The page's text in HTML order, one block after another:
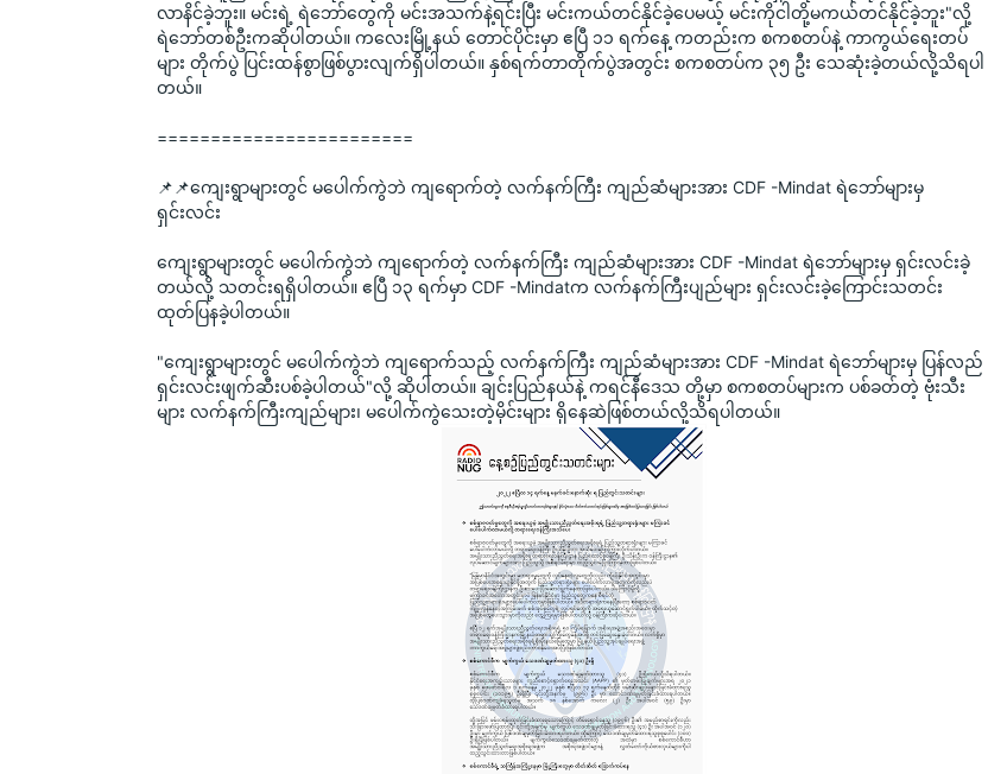
လာနိင်ခဲ့ဘူး။ မင်းရဲ့ ရဲဘော်တွေကို မင်းအသက်နဲ့ရင်းပြီး မင်းကယ်တင်နိုင်ခဲ့ပေမယ့် မင်းကိုငါတို့မကယ်တင်နိုင်ခဲ့ဘူး"လို့
ရဲဘော်တစ်ဦးကဆိုပါတယ်။ ကလေးမြို့နယ် တောင်ပိုင်းမှာ ဧပြီ ၁၁ ရက်နေ့ ကတည်းက စကစတပ်နဲ့ ကာကွယ်ရေးတပ်
များ တိုက်ပွဲ ပြင်းထန်စွာဖြစ်ပွားလျက်ရှိပါတယ်။ နှစ်ရက်တာတိုက်ပွဲအတွင်း စကစတပ်က ၃၅ ဦး သေဆုံးခဲ့တယ်လို့သိရပါ
တယ်။
========================
📌📌ကျေးရွာများတွင် မပေါက်ကွဲဘဲ ကျရောက်တဲ့ လက်နက်ကြီး ကျည်ဆံများအား CDF -Mindat ရဲဘော်များမှ
ရှင်းလင်း
ကျေးရွာများတွင် မပေါက်ကွဲဘဲ ကျရောက်တဲ့ လက်နက်ကြီး ကျည်ဆံများအား CDF -Mindat ရဲဘော်များမှ ရှင်းလင်းခဲ့
တယ်လို့ သတင်းရရှိပါတယ်။ ဧပြီ ၁၃ ရက်မှာ CDF -Mindatက လက်နက်ကြီးပျည်များ ရှင်းလင်းခဲ့​ကြောင်းသတင်း
ထုတ်ပြနခဲ့ပါတယ်။
"ကျေးရွာများတွင် မပေါက်ကွဲဘဲ ကျရောက်သည့် လက်နက်ကြီး ကျည်ဆံများအား CDF -Mindat ရဲဘော်များမှ ပြန်လည်
ရှင်းလင်းဖျက်ဆီးပစ်ခဲ့ပါတယ်"လို့ ဆိုပါတယ်။ ချင်းပြည်နယ်နဲ့ ကရင်နီဒေသ တို့မှာ စကစတပ်များက ပစ်ခတ်တဲ့ ဗုံးသီး
များ လက်နက်ကြီးကျည်များ၊ မပေါက်ကွဲသေးတဲ့မိုင်းများ ရှိနေဆဲဖြစ်တယ်လို့သိရပါတယ်။